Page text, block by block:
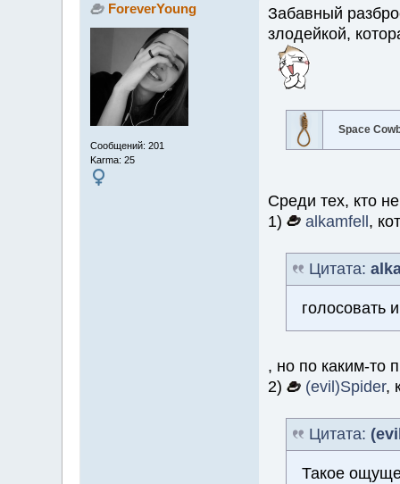
ForeverYoung
Сообщений: 201
Karma: 25
Забавный
злодейкой,
Space
Среди тех, кто
1)
alkamfell ,
Цитата:
голосовать
, но по каким-то
2)
(evil)Spider,
Цитата:
Такое